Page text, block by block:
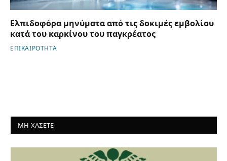
Ελπιδοφόρα μηνύματα από τις δοκιμές εμβολίου
κατά του καρκίνου του παγκρέατος
ΕΠΙΚΑΙΡΟΤΗΤΑ
ΜΗ ΧΑΣΕΤΕ